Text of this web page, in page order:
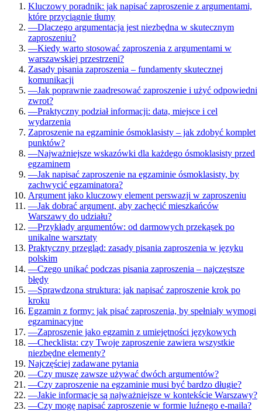
Kluczowy poradnik: jak napisać zaproszenie z argumentami,
które przyciągnie tłumy
—Dlaczego argumentacja jest niezbędna w skutecznym
zaproszeniu?
—Kiedy warto stosować zaproszenia z argumentami w
warszawskiej przestrzeni?
Zasady pisania zaproszenia – fundamenty skutecznej
komunikacji
—Jak poprawnie zaadresować zaproszenie i użyć odpowiedni
zwrot?
—Praktyczny podział informacji: data, miejsce i cel
wydarzenia
Zaproszenie na egzaminie ósmoklasisty – jak zdobyć komplet
punktów?
—Najważniejsze wskazówki dla każdego ósmoklasisty przed
egzaminem
—Jak napisać zaproszenie na egzaminie ósmoklasisty, by
zachwycić egzaminatora?
Argument jako kluczowy element perswazji w zaproszeniu
—Jak dobrać argument, aby zachęcić mieszkańców
Warszawy do udziału?
—Przykłady argumentów: od darmowych przekąsek po
unikalne warsztaty
Praktyczny przegląd: zasady pisania zaproszenia w języku
polskim
—Czego unikać podczas pisania zaproszenia – najczęstsze
błędy
—Sprawdzona struktura: jak napisać zaproszenie krok po
kroku
Egzamin z formy: jak pisać zaproszenia, by spełniały wymogi
egzaminacyjne
—Zaproszenie jako egzamin z umiejętności językowych
—Checklista: czy Twoje zaproszenie zawiera wszystkie
niezbędne elementy?
Najczęściej zadawane pytania
—Czy muszę zawsze używać dwóch argumentów?
—Czy zaproszenie na egzaminie musi być bardzo długie?
—Jakie informacje są najważniejsze w kontekście Warszawy?
—Czy mogę napisać zaproszenie w formie luźnego e-maila?